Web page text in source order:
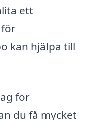
ett
kan hjälpa till
för
du få mycket